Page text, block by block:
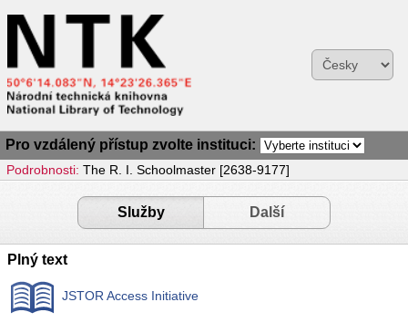
Pro vzdálený přístup zvolte instituci:
Podrobnosti: The R. I. Schoolmaster [2638-9177]
Služby Další
Plný text
JSTOR Access Initiative